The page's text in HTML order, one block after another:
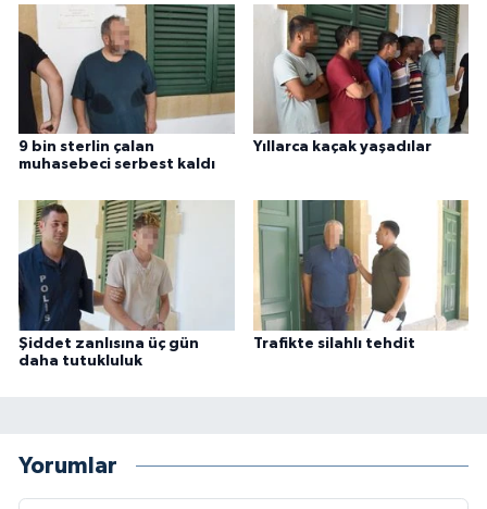
9 bin sterlin çalan
muhasebeci serbest kaldı
Yıllarca kaçak yaşadılar
Şiddet zanlısına üç gün
daha tutukluluk
Trafikte silahlı tehdit
Yorumlar